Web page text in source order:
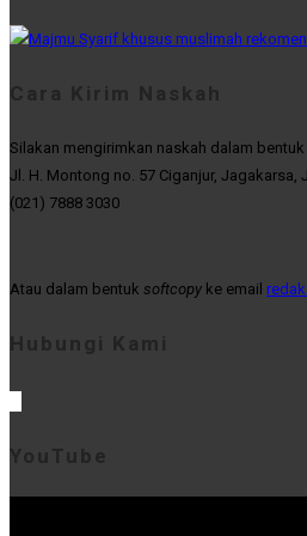
Cara Kirim Naskah
Silakan mengirimkan naskah dalam bentuk
Jl. H. Montong no. 57 Ciganjur, Jagakarsa,
(021) 7888 3030
Atau dalam bentuk softcopy ke email
Hubungi Kami
YouTube